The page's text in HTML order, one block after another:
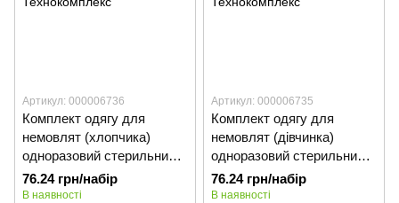
Артикул: 000006736
Комплект одягу для
немовлят (хлопчика)
одноразовий стерильний
No 1 Славна/
Технокомплекс
76.24 грн/набір
В наявності
Артикул: 000006735
Комплект одягу для
немовлят (дівчинка)
одноразовий стерильний
No 2 Славна/
Технокомплекс
76.24 грн/набір
В наявності